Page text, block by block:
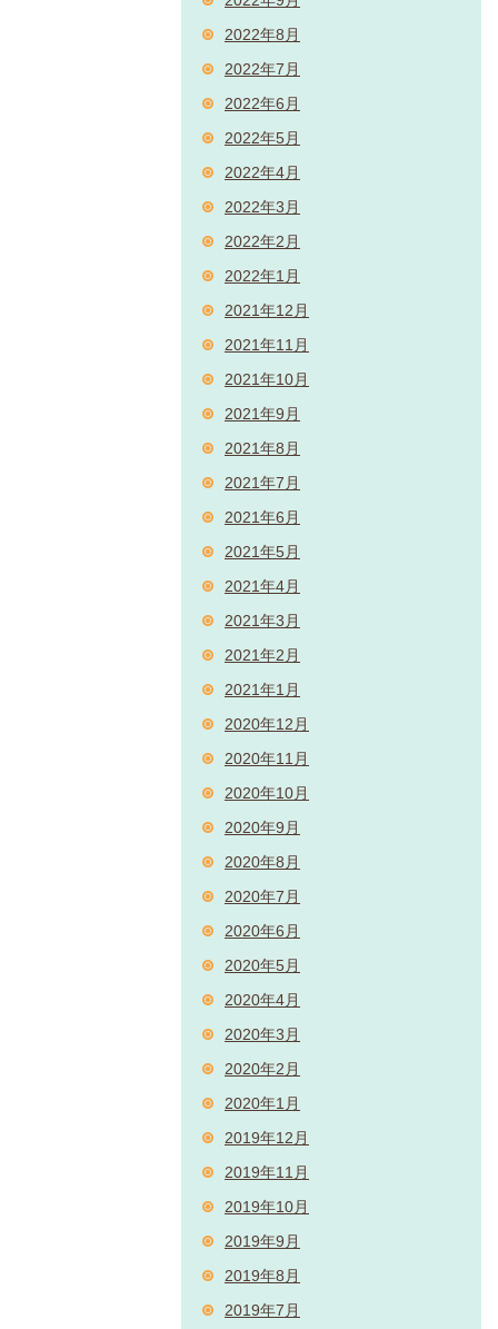
2022年8月
2022年7月
2022年6月
2022年5月
2022年4月
2022年3月
2022年2月
2022年1月
2021年12月
2021年11月
2021年10月
2021年9月
2021年8月
2021年7月
2021年6月
2021年5月
2021年4月
2021年3月
2021年2月
2021年1月
2020年12月
2020年11月
2020年10月
2020年9月
2020年8月
2020年7月
2020年6月
2020年5月
2020年4月
2020年3月
2020年2月
2020年1月
2019年12月
2019年11月
2019年10月
2019年9月
2019年8月
2019年7月